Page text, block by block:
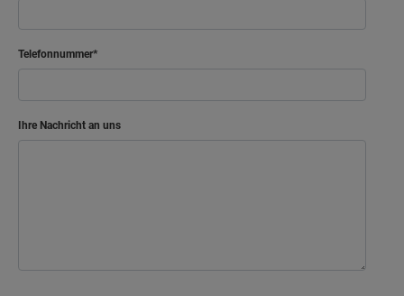
Telefonnummer
Ihre Nachricht an uns